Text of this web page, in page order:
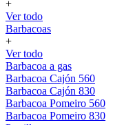
+
Ver todo
Barbacoas
+
Ver todo
Barbacoa a gas
Barbacoa Cajón 560
Barbacoa Cajón 830
Barbacoa Pomeiro 560
Barbacoa Pomeiro 830